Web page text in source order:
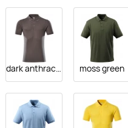
dark anthracite moss green